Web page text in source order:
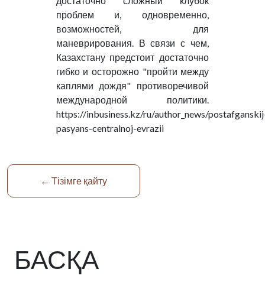
← Тізімге қайту
БАСҚА